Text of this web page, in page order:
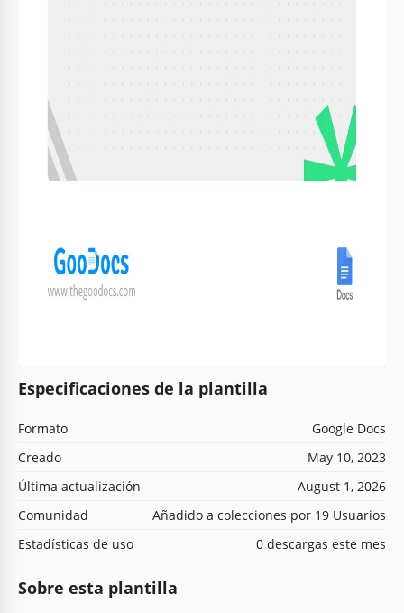
Especificaciones de la plantilla
Formato
Google Docs
Creado
May 10, 2023
Última actualización
August 1, 2026
Comunidad
Añadido a colecciones por 19 Usuarios
Estadísticas de uso
0 descargas este mes
Sobre esta plantilla